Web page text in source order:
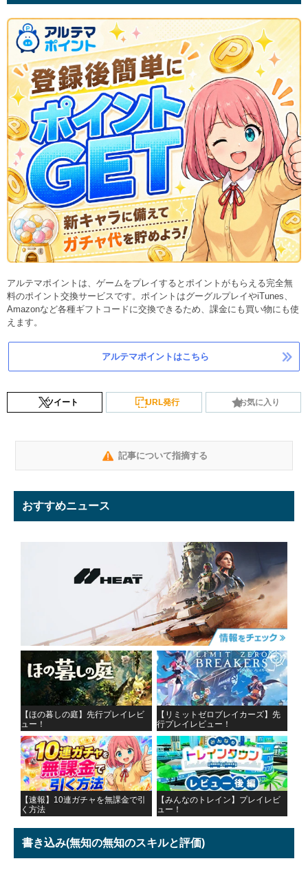
アルテマポイントは、ゲームをプレイするとポイントがもらえる完全無
料のポイント交換サービスです。ポイントはグーグルプレイやiTunes、
Amazonなど各種ギフトコードに交換できるため、課金にも買い物にも使
えます。
アルテマポイントはこちら
ツイート URL発行 お気に入り
記事について指摘する
おすすめニュース
【ほの暮しの庭】先行プレイレビ
ュー！
【リミットゼロブレイカーズ】先
行プレイレビュー！
【速報】10連ガチャを無課金で引
く方法
【みんなのトレイン】プレイレビ
ュー！
書き込み(無知の無知のスキルと評価)